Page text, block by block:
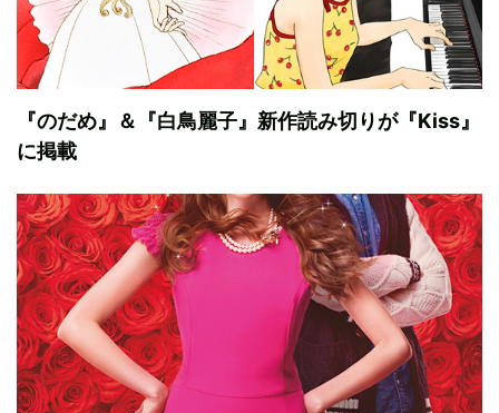
『のだめ』＆『白鳥麗子』新作読み切りが『Kiss』
に掲載